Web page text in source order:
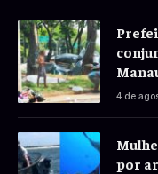
4 de
por